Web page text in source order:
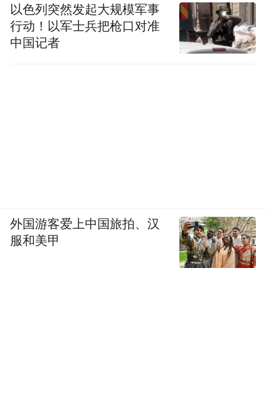
以色列突然发起大规模军事
行动！以军士兵把枪口对准
中国记者
外国游客爱上中国旅拍、汉
服和美甲